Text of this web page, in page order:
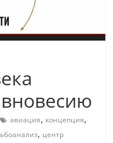
авиация, концепция,
, центр